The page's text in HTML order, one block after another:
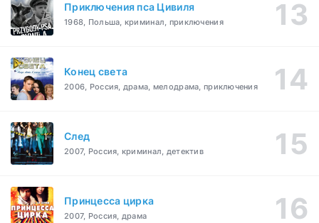
Приключения пса Цивиля
1968, Польша, криминал, приключения
Конец света
2006, Россия, драма, мелодрама, приключения
След
2007, Россия, криминал, детектив
Принцесса цирка
2007, Россия, драма